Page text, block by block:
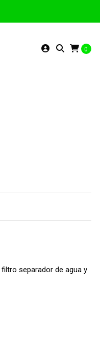
0
separador de agua y